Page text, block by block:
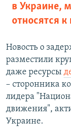
в Украине,
относятся
Новость о
разместили
даже ресурсы
– сторонника
лидера
движения",
Украине.